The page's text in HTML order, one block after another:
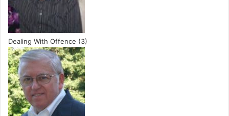
Dealing With Offence (3)